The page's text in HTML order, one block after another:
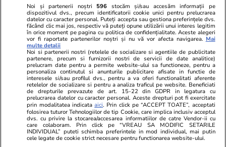
Lifestyle 20 iul.
Ce este agar-agar și cum se
utilizează
Știri România 11:17
Temperaturi extreme în 22 de
județe, sâmbătă și duminică.
Noi și partenerii noștri 596 stocăm și/sau accesăm informații pe
dispozitivul dvs., precum identificatorii cookie unici pentru prelucrarea
datelor cu caracter personal. Puteți accepta sau gestiona preferințele dvs.
făcând clic mai jos, respectiv vă puteți opune utilizării unui interes legitim
în orice moment pe pagina cu politica de confidențialitate. Aceste alegeri
vor fi raportate partenerilor noștri și nu vă vor afecta navigarea. Mai
multe detalii
Noi si partenerii nostri (retelele de socializare si agentiile de publicitate
partenere, precum si furnizorii nostri de servicii de date analitice)
prelucram date pentru a permite website-ului sa functioneze, pentru a
personaliza continutul si anunturile publicitare afisate in functie de
interesele si/sau profilul dvs., pentru a va oferi functionalitati aferente
retelelor de socializare si pentru a analiza traficul pe website. Beneficiati
de drepturile prevazute de art. 15-22 din GDPR in legatura cu
prelucrarea datelor cu caracter personal. Aceste drepturi pot fi exercitate
prin modalitatea indicataaici. Prin click pe “ACCEPT TOATE”, acceptati
folosirea tuturor Tehnologiilor de tip Cookie, care implica inclusiv acceptul
dvs. cu privire la stocarea/accesarea informatiilor de catre Vendor-ii cu
care colaboram. Prin click pe “VREAU SA MODIFIC SETARILE
INDIVIDUAL” puteti schimba preferintele in mod individual, mai putin
cele legate de cookie strict necesare pentru functionarea website-ului.